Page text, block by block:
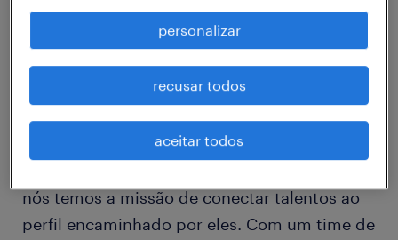
disponíveis na área, a maioria para
desenvolvedores (JAVA, React, Mobile IOS e
Android), mas também com oportunidades
para analista de segurança da informação e
de Big Data.
nós temos a missão de conectar talentos ao
perfil encaminhado por eles. Com um time de
personalizar
recusar todos
aceitar todos